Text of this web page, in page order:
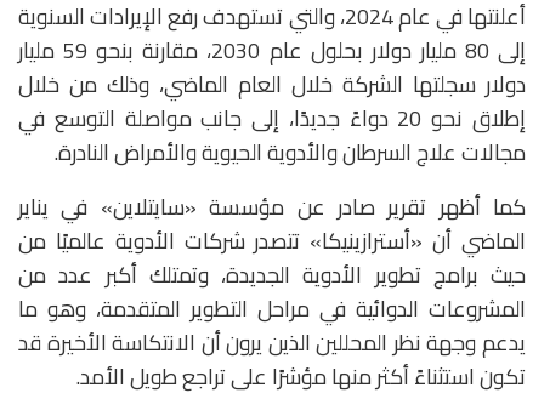
أعلنتها في عام 2024، والتي تستهدف رفع الإيرادات السنوية
إلى 80 مليار دولار بحلول عام 2030، مقارنة بنحو 59 مليار
دولار سجلتها الشركة خلال العام الماضي، وذلك من خلال
إطلاق نحو 20 دواءً جديدًا، إلى جانب مواصلة التوسع في
مجالات علاج السرطان والأدوية الحيوية والأمراض النادرة.
كما أظهر تقرير صادر عن مؤسسة «سايتلاين» في يناير
الماضي أن «أسترازينيكا» تتصدر شركات الأدوية عالميًا من
حيث برامج تطوير الأدوية الجديدة، وتمتلك أكبر عدد من
المشروعات الدوائية في مراحل التطوير المتقدمة، وهو ما
يدعم وجهة نظر المحللين الذين يرون أن الانتكاسة الأخيرة قد
تكون استثناءً أكثر منها مؤشرًا على تراجع طويل الأمد.